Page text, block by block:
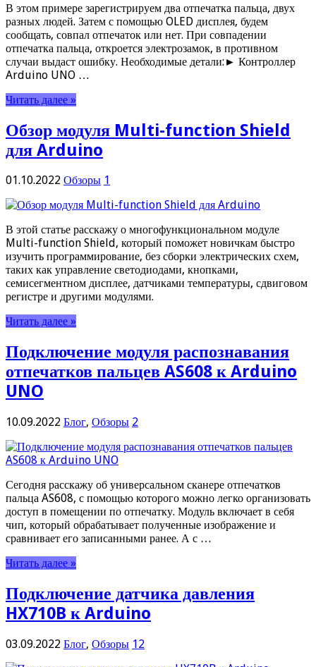
В этом примере зарегистрируем два отпечатка пальца, двух
разных людей. Затем с помощью OLED дисплея, будем
сообщать, совпал отпечаток или нет. При совпадении
отпечатка пальца, откроется электрозамок, в противном
случаи выдаст ошибку. Необходимые детали:► Контроллер
Arduino UNO …
Читать далее »
Обзор модуля Multi-function Shield
для Arduino
01.10.2022 Обзоры 1
В этой статье расскажу о многофункциональном модуле
Multi-function Shield, который поможет новичкам быстро
изучить программирование, без сборки электрических схем,
таких как управление светодиодами, кнопками,
семисегментном дисплее, датчиками температуры, сдвиговом
регистре и другими модулями.
Читать далее »
Подключение модуля распознавания
отпечатков пальцев AS608 к Arduino
UNO
10.09.2022 Блог, Обзоры 2
Сегодня расскажу об универсальном сканере отпечатков
пальца AS608, с помощью которого можно легко организовать
доступ в помещении по отпечатку. Модуль включает в себя
чип, который обрабатывает полученные изображение и
сравнивает его записанными ранее. А с …
Читать далее »
Подключение датчика давления
HX710B к Arduino
03.09.2022 Блог, Обзоры 12